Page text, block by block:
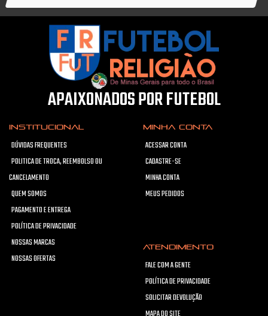
APAIXONADOS POR FUTEBOL
INSTITUCIONAL
DÚVIDAS FREQUENTES
POLITICA DE TROCA, REEMBOLSO OU
CANCELAMENTO
QUEM SOMOS
PAGAMENTO E ENTREGA
POLÍTICA DE PRIVACIDADE
NOSSAS MARCAS
NOSSAS OFERTAS
MINHA CONTA
ACESSAR CONTA
CADASTRE-SE
MINHA CONTA
MEUS PEDIDOS
ATENDIMENTO
FALE COM A GENTE
POLÍTICA DE PRIVACIDADE
SOLICITAR DEVOLUÇÃO